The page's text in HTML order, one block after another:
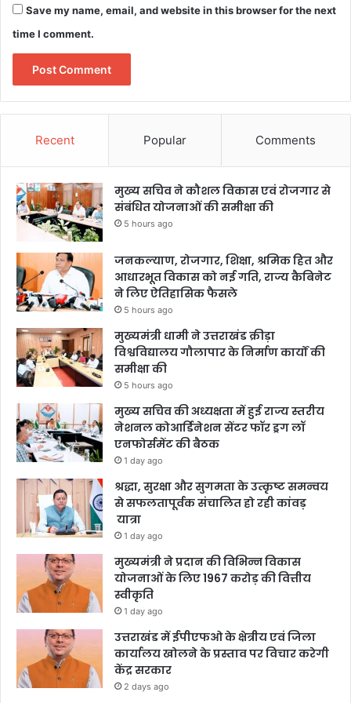
Save my name, email, and website in this browser for the next
time I comment.
Recent Popular Comments
मुख्य सचिव ने कौशल विकास एवं रोजगार से
संबंधित योजनाओं की समीक्षा की
5 hours ago
जनकल्याण, रोजगार, शिक्षा, श्रमिक हित और
आधारभूत विकास को नई गति, राज्य कैबिनेट
ने लिए ऐतिहासिक फैसले
5 hours ago
मुख्यमंत्री धामी ने उत्तराखंड क्रीड़ा
विश्वविद्यालय गौलापार के निर्माण कार्यों की
समीक्षा की
5 hours ago
मुख्य सचिव की अध्यक्षता में हुई राज्य स्तरीय
नेशनल कोआर्डिनेशन सेंटर फॉर ड्रग लॉ
एनफोर्समेंट की बैठक
1 day ago
श्रद्धा, सुरक्षा और सुगमता के उत्कृष्ट समन्वय
से सफलतापूर्वक संचालित हो रही कांवड़
यात्रा
1 day ago
मुख्यमंत्री ने प्रदान की विभिन्न विकास
योजनाओं के लिए 1967 करोड़ की वित्तीय
स्वीकृति
1 day ago
उत्तराखंड में ईपीएफओ के क्षेत्रीय एवं जिला
कार्यालय खोलने के प्रस्ताव पर विचार करेगी
केंद्र सरकार
2 days ago